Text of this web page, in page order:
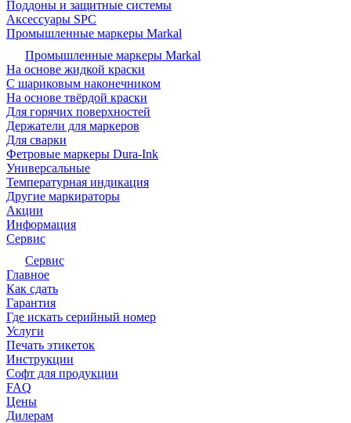
Поддоны и защитные системы
Аксессуары SPC
Промышленные маркеры Markal
Промышленные маркеры Markal
На основе жидкой краски
С шариковым наконечником
На основе твёрдой краски
Для горячих поверхностей
Держатели для маркеров
Для сварки
Фетровые маркеры Dura-Ink
Универсальные
Температурная индикация
Другие маркираторы
Акции
Информация
Сервис
Сервис
Главное
Как сдать
Гарантия
Где искать серийный номер
Услуги
Печать этикеток
Инструкции
Софт для продукции
FAQ
Цены
Дилерам